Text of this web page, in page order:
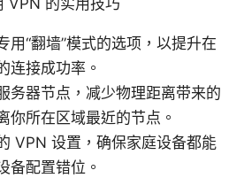
VPN 的实用技巧
用“翻墙”模式的选项，以提升在
连接成功率。
务器节点，减少物理距离带来的
你所在区域最近的节点。
VPN 设置，确保家庭设备都能
备配置错位。